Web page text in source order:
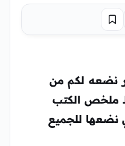
حفظ
نضعه لكم من
ملخص الكتب
نضعها للجميع